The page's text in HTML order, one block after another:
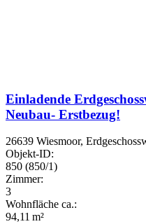
Einladende
Neubau- Erstbezug!
26639 Wiesmoor,
Objekt-ID:
850 (850/1)
Zimmer:
3
Wohnfläche ca.:
94,11 m²